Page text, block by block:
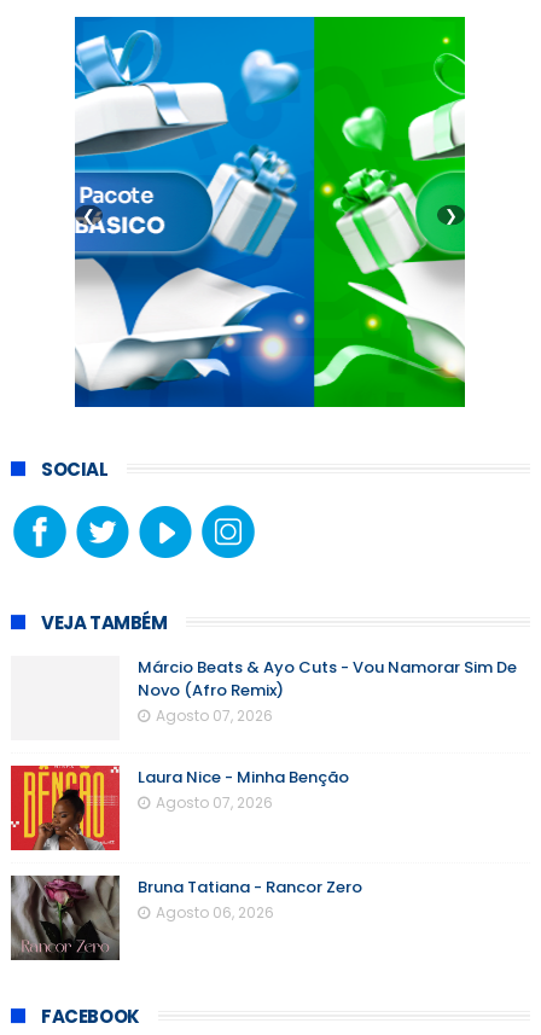
❮ ❯
SOCIAL
VEJA TAMBÉM
Márcio Beats & Ayo Cuts - Vou Namorar Sim De
Novo (Afro Remix)
Agosto 07, 2026
Laura Nice - Minha Benção
Agosto 07, 2026
Bruna Tatiana - Rancor Zero
Agosto 06, 2026
FACEBOOK